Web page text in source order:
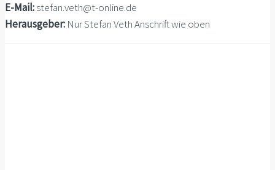
E-Mail:stefan.veth@t-online.de
Herausgeber: Nur Stefan Veth Anschrift wie oben